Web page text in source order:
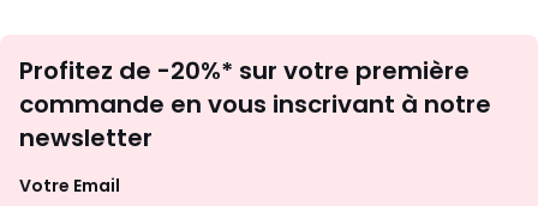
newsletter
Profitez de -20%* sur votre première
commande en vous inscrivant à notre
newsletter
Votre Email